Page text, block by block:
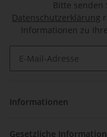
Bitte
Datenschutzerklärung
Informationen zu
Informationen
Gesetzliche